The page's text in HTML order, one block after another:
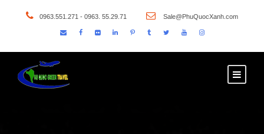
0963.551.271 - 0963. 55.29.71 Sale@PhuQuocXanh.com